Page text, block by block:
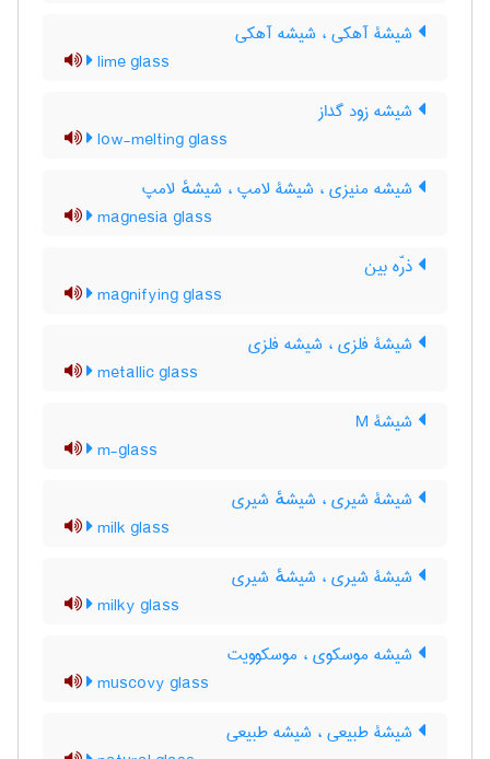
شیشۀ آهکی ، شیشه آهکی
lime glass
شیشه زود گداز
low-melting glass
شیشه منیزی ، شیشۀ لامپ ، شیشهٔ لامپ
magnesia glass
ذرّه بین
magnifying glass
شیشۀ فلزی ، شیشه فلزی
metallic glass
شیشۀ M
m-glass
شیشۀ شیری ، شیشهٔ شیری
milk glass
شیشۀ شیری ، شیشهٔ شیری
milky glass
شیشه موسکوی ، موسکوویت
muscovy glass
شیشۀ طبیعی ، شیشه طبیعی